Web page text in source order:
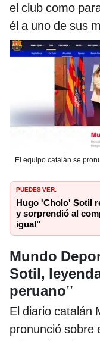
el club como
él a uno de sus
El equipo catalán se
PUEDES VER:
Hugo 'Cholo' Sotil
y sorprendió al
igual"
Mundo
Sotil,
peruano''
El diario catalán
pronunció sobre